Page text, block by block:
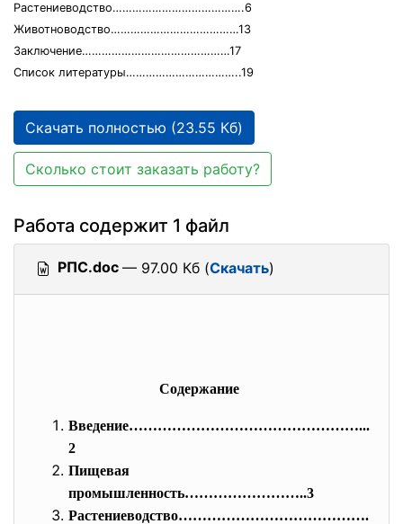
Растениеводство………………………………….6
Животноводство…………………………………13
Заключение………………………………………17
Список литературы……………………………..19
Скачать полностью (23.55 Кб)
Сколько стоит заказать работу?
Работа содержит 1 файл
РПС.doc — 97.00 Кб (Скачать)
Содержание
Введение…………………………………………...
2
Пищевая
промышленность……………………..3
Растениеводство………………………………….